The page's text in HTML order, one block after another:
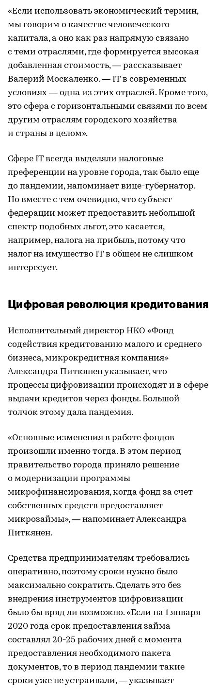
«Если использовать экономический термин,
мы говорим о качестве человеческого
капитала, а оно как раз напрямую связано
с теми отраслями, где формируется высокая
добавленная стоимость, — рассказывает
Валерий Москаленко. — IT в современных
условиях — одна из этих отраслей. Кроме того,
это сфера с горизонтальными связями по всем
другим отраслям городского хозяйства
и страны в целом».
Сфере IT всегда выделяли налоговые
преференции на уровне города, так было еще
до пандемии, напоминает вице-губернатор.
Но вместе с тем очевидно, что субъект
федерации может предоставить небольшой
спектр подобных льгот, это касается,
например, налога на прибыль, потому что
налог на имущество IT в общем не слишком
интересует.
Цифровая революция кредитования
Исполнительный директор НКО «Фонд
содействия кредитованию малого и среднего
бизнеса, микрокредитная компания»
Александра Питкянен указывает, что
процессы цифровизации происходят и в сфере
выдачи кредитов через фонды. Большой
толчок этому дала пандемия.
«Основные изменения в работе фондов
произошли именно тогда. В этом период
правительство города приняло решение
о модернизации программы
микрофинансирования, когда фонд за счет
собственных средств предоставляет
микрозаймы», — напоминает Александра
Питкянен.
Средства предпринимателям требовались
оперативно, поэтому сроки нужно было
максимально сократить. Сделать это без
внедрения инструментов цифровизации
было бы вряд ли возможно. «Если на 1 января
2020 года срок предоставления займа
составлял 20-25 рабочих дней с момента
предоставления необходимого пакета
документов, то в период пандемии такие
сроки уже не устраивали, — указывает